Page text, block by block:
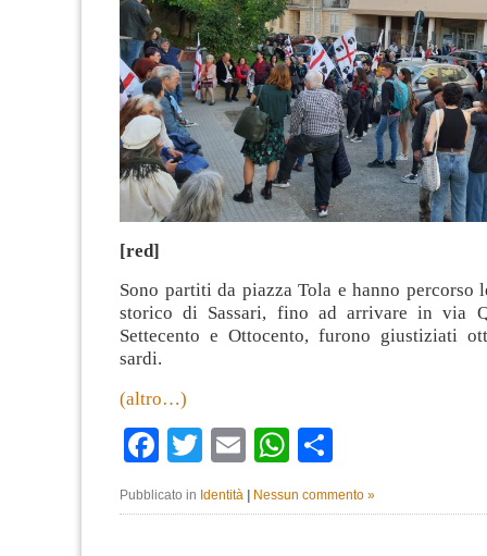
[red]
Sono partiti da piazza Tola e hanno percorso
storico di Sassari, fino ad arrivare in via
Settecento e Ottocento, furono giustiziati
sardi.
(altro…)
Facebook
Twitter
EmailWhatsApp
Pubblicato in Identità | Nessun commento »